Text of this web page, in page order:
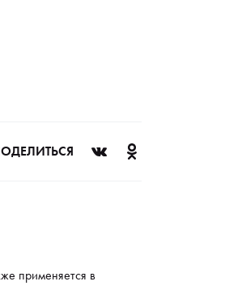
металл высокого
повреждениям и
и
применяется в